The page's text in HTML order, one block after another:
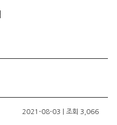
2021-08-03 | 조회 3,066